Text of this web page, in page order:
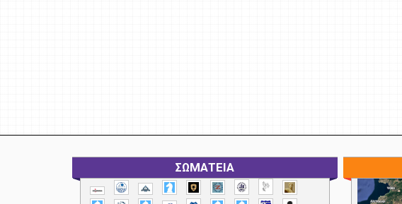
ΣΩΜΑΤΕΙΑ